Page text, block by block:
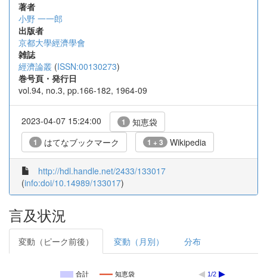
著者
小野 一一郎
出版者
京都大學經濟學會
雑誌
經濟論叢 (ISSN:00130273)
巻号頁・発行日
vol.94, no.3, pp.166-182, 1964-09
2023-04-07 15:24:00 1 知恵袋
1 はてなブックマーク 1 + 3 Wikipedia
http://hdl.handle.net/2433/133017
(info:doi/10.14989/133017)
言及状況
変動（ピーク前後） 変動（月別） 分布
合計 知恵袋 1/2